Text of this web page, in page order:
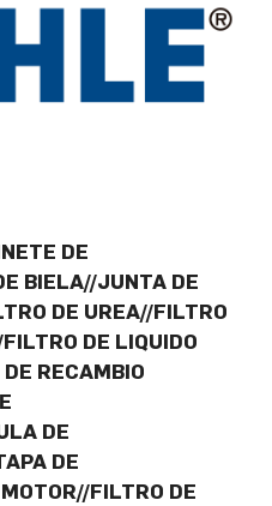
DE
BIELA//JUNTA DE
DE UREA//FILTRO
DE LIQUIDO
RECAMBIO
DE
DE
FILTRO DE